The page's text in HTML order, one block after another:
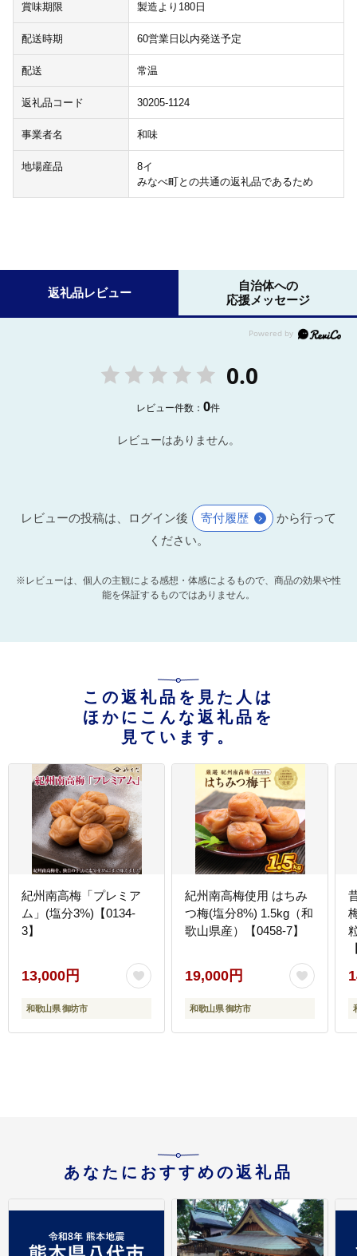
賞味期限 製造より180日
配送時期 60営業日以内発送予定
配送 常温
返礼品コード 30205-1124
事業者名 和味
地場産品
8イ
みなべ町との共通の返礼品であるため
返礼品レビュー
自治体への
応援メッセージ
0.0
レビュー件数：0件
レビューはありません。
レビューの投稿は、ログイン後 寄付履歴
から行って
ください。
※レビューは、個人の主観による感想・体感によるもので、商品の効果や性
能を保証するものではありません。
この返礼品を見た人は
ほかにこんな返礼品を
見ています。
紀州南高梅「プレミア
ム」(塩分3%)【0134-
3】
13,000円
和歌山県 御坊市
紀州南高梅使用 はちみ
つ梅(塩分8%) 1.5kg（和
歌山県産）【0458-7】
19,000円
和歌山県 御坊市
あなたにおすすめの返礼品